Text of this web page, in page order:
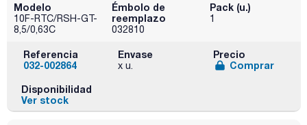
Modelo
10F-RTC/RSH-GT-
8,5/0,63C
Émbolo de
reemplazo
032810
Pack (u.)
1
Referencia
032-002864
Envase
x u.
Precio
Comprar
Disponibilidad
Ver stock